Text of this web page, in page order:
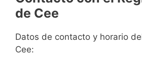
de Cee
Datos de contacto y horario
Cee: